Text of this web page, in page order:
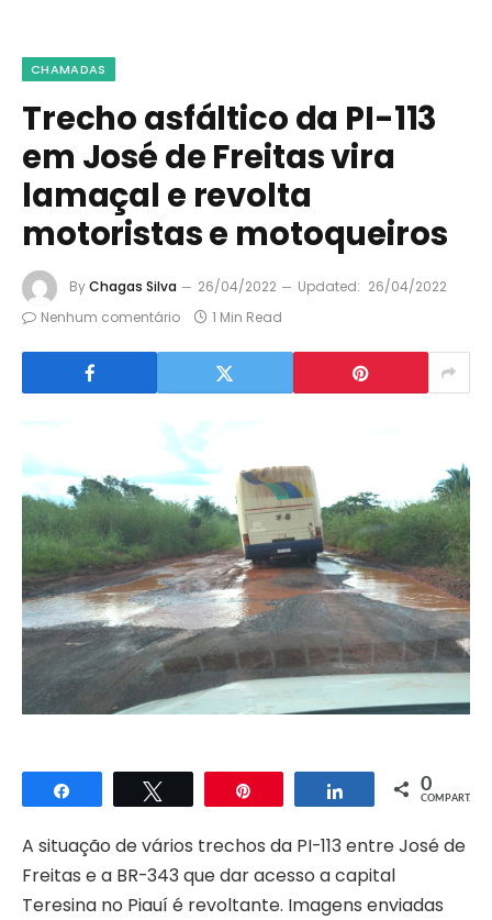
CHAMADAS
Trecho asfáltico da PI-113
em José de Freitas vira
lamaçal e revolta
motoristas e motoqueiros
ByChagas Silva 26/04/2022 Updated: 26/04/2022
Nenhum comentário
1 Min Read
Compartilhar Compartilhar
0
COMPART.
A situação de vários trechos da PI-113 entre José de
Freitas e a BR-343 que dar acesso a capital
Teresina no Piauí é revoltante. Imagens enviadas